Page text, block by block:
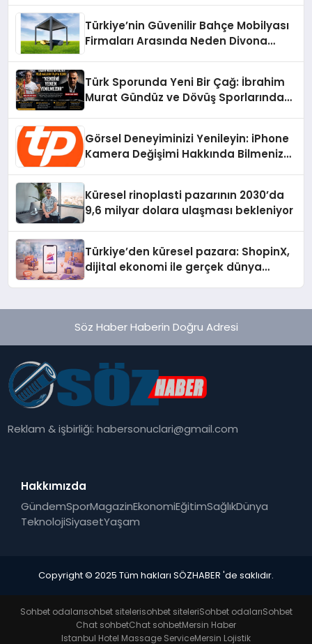
Türkiye’nin Güvenilir Bahçe Mobilyası
Firmaları Arasında Neden Divona
Türk Sporunda Yeni Bir Çağ: İbrahim
Murat Gündüz ve Dövüş Sporlarında
Görsel Deneyiminizi Yenileyin: iPhone
Kamera Değişimi Hakkında Bilmeniz
Küresel rinoplasti pazarının 2030’da
9,6 milyar dolara ulaşması bekleniyor
Türkiye’den küresel pazara: ShopinX,
dijital ekonomi ile gerçek dünya
Söz Haber Haberin Doğru Adresi
Reklam & işbirliği:habersonuclari@gmail.com
Hakkımızda
GündemSporMagazinEkonomiEğitimSağlıkDünya
TeknolojiSiyasetYaşam
Copyright © 2025 Tüm hakları SÖZHABER 'de saklıdır.
Sohbet odalarısohbet sitelerisohbet siteleriSohbet odalarıSohbet
Chat sohbetChat sohbetMersin Haber
Istanbul Hotel Massage ServiceMersin Lojistik